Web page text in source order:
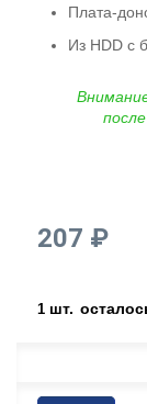
Плата-
Из HDD с
207 ₽
1 шт.